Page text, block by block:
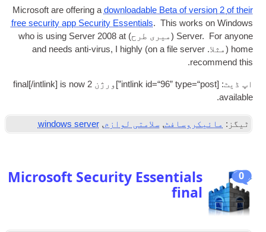
Microsoft are offer­ing a down­load­able Beta of ver­sion2 of their
free secur­ity app Secur­ity Essen­tials. This works on Win­dows
Serv­er. For any­one (میری طرح) who is using Serv­er2008 at
home (مثلا.on a file serv­er
)
and needs anti-vir­us,
I highly
recom­mend this
.
اپ ڈیٹ: [int­link id=“96” type=“post” ]ورژن 2 final [/intlink] is now
available
.
ٹیگز: مائیکروسافٹ, سلامتی لوازم,
windows server
0
Microsoft Security Essentials
final